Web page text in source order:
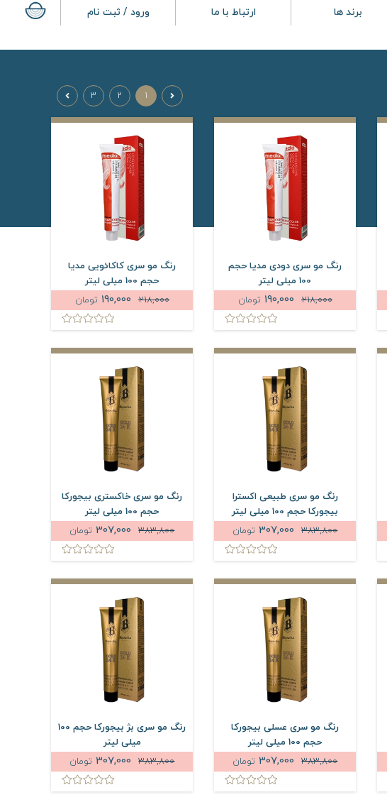
برند ها ارتباط با ما ورود / ثبت نام
1
2
3
رنگ مو سری دودی مدیا حجم
100 میلی لیتر
218,000
تومان
رنگ مو سری کاکائویی مدیا
حجم 100 میلی لیتر
218,000
تومان
رنگ مو سری طبیعی اکسترا
بیجورکا حجم 100 میلی لیتر
383,800
تومان
رنگ مو سری خاکستری بیجورکا
حجم 100 میلی لیتر
383,800
تومان
رنگ مو سری عسلی بیجورکا
حجم 100 میلی لیتر
383,800
تومان
رنگ مو سری بژ بیجورکا حجم 100
میلی لیتر
383,800
تومان